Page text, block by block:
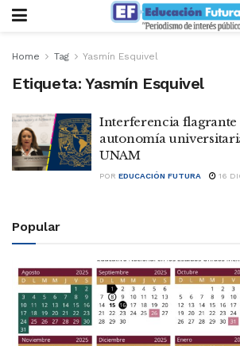
Home Tag Yasmín Esquivel
Etiqueta: Yasmín Esquivel
Interferencia flagrante
autonomía
UNAM
POR EDUCACIÓN FUTURA 16
Popular